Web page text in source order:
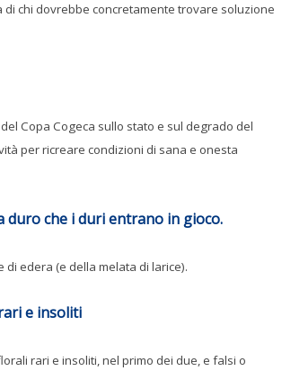
di chi dovrebbe concretamente trovare soluzione
Copa Cogeca sullo stato e sul degrado del
per ricreare condizioni di sana e onesta
duro che i duri entrano in gioco.
edera (e della melata di larice).
e insoliti
rari e insoliti,nel primo dei due, e falsi o